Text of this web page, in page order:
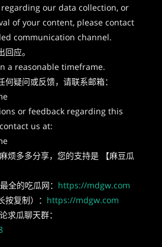
our data collection, or
of your content, please contact
communication channel.
应。
a reasonable timeframe.
疑问或反馈，请联系邮箱：
or feedback regarding this
us at:
烦多多分享，您的支持是 【麻豆瓜
全的吃瓜网： https://mdgw.com
复制）： https://mdgw.com
求瓜聊天群：